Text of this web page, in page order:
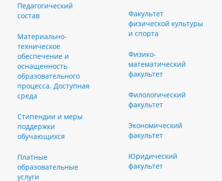
Педагогический
состав
Материально-
техническое
обеспечение и
оснащенность
образовательного
процесса. Доступная
среда
Стипендии и меры
поддержки
обучающихся
Платные
образовательные
услуги
Факультет
физической культуры
и спорта
Физико-
математический
факультет
Филологический
факультет
Экономический
факультет
Юридический
факультет